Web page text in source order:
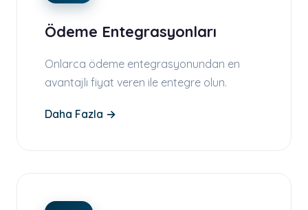
Ödeme Entegrasyonları
Onlarca ödeme entegrasyonundan en
avantajlı fiyat veren ile entegre olun.
Daha Fazla →